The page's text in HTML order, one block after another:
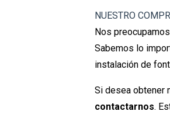
NUESTRO
Nos
Sabemos lo
instalación de
Si desea obtener
contactarnos.